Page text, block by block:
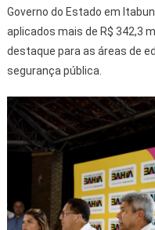
Governo do Estado em
aplicados mais de R$ 342,3
destaque para as áreas de
segurança pública.